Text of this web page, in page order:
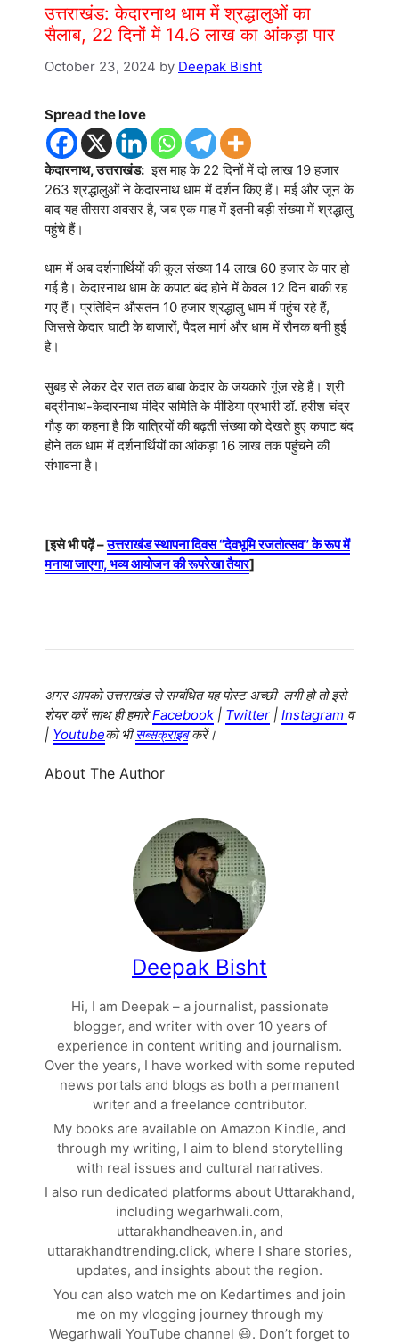
उत्तराखंड: केदारनाथ धाम में श्रद्धालुओं का
सैलाब, 22 दिनों में 14.6 लाख का आंकड़ा पार
October 23, 2024 by Deepak Bisht
Spread the love
केदारनाथ, उत्तराखंड: इस माह के 22 दिनों में दो लाख 19 हजार
263 श्रद्धालुओं ने केदारनाथ धाम में दर्शन किए हैं। मई और जून के
बाद यह तीसरा अवसर है, जब एक माह में इतनी बड़ी संख्या में श्रद्धालु
पहुंचे हैं।
धाम में अब दर्शनार्थियों की कुल संख्या 14 लाख 60 हजार के पार हो
गई है। केदारनाथ धाम के कपाट बंद होने में केवल 12 दिन बाकी रह
गए हैं। प्रतिदिन औसतन 10 हजार श्रद्धालु धाम में पहुंच रहे हैं,
जिससे केदार घाटी के बाजारों, पैदल मार्ग और धाम में रौनक बनी हुई
है।
सुबह से लेकर देर रात तक बाबा केदार के जयकारे गूंज रहे हैं। श्री
बद्रीनाथ-केदारनाथ मंदिर समिति के मीडिया प्रभारी डॉ. हरीश चंद्र
गौड़ का कहना है कि यात्रियों की बढ़ती संख्या को देखते हुए कपाट बंद
होने तक धाम में दर्शनार्थियों का आंकड़ा 16 लाख तक पहुंचने की
संभावना है।
[इसे भी पढ़ें –उत्तराखंड स्थापना दिवस “देवभूमि रजतोत्सव” के रूप में
मनाया जाएगा, भव्य आयोजन की रूपरेखा तैयार]
अगर आपको उत्तराखंड से सम्बंधित यह पोस्ट अच्छी लगी हो तो इसे
शेयर करें साथ ही हमारेFacebook | Twitter | Instagram व
| Youtubeको भीसब्सक्राइबकरें।
About The Author
Deepak Bisht
Hi, I am Deepak – a journalist, passionate
blogger, and writer with over 10 years of
experience in content writing and journalism.
Over the years, I have worked with some reputed
news portals and blogs as both a permanent
writer and a freelance contributor.
My books are available on Amazon Kindle, and
through my writing, I aim to blend storytelling
with real issues and cultural narratives.
I also run dedicated platforms about Uttarakhand,
including wegarhwali.com,
uttarakhandheaven.in, and
uttarakhandtrending.click, where I share stories,
updates, and insights about the region.
You can also watch me on Kedartimes and join
me on my vlogging journey through my
Wegarhwali YouTube channel 😃. Don’t forget to